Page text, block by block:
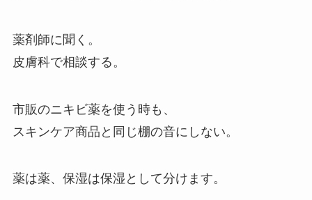
薬剤師に聞く。
皮膚科で相談する。
市販のニキビ薬を使う時も、
スキンケア商品と同じ棚の音にしない。
薬は薬、保湿は保湿として分けます。